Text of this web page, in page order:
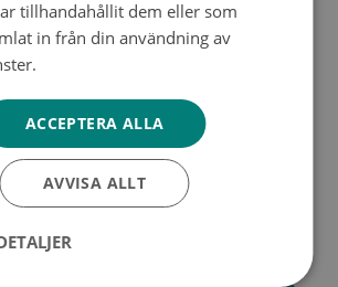
tillhandahållit dem eller som
in från din användning av
ACCEPTERA ALLA
AVVISA ALLT